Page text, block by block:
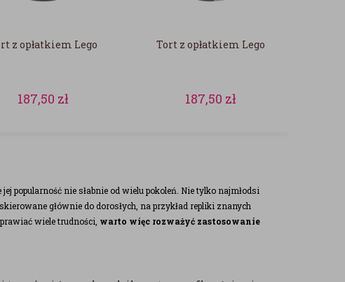
z opłatkiem Lego
187,50 zł
Tort z opłatkiem Lego
187,50 zł
jej popularność nie słabnie od wielu pokoleń. Nie tylko najmłodsi
głównie do dorosłych, na przykład repliki znanych
wiele trudności, warto więc rozważyć zastosowanie